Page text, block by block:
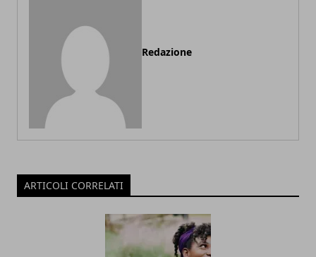
Redazione
ARTICOLI CORRELATI